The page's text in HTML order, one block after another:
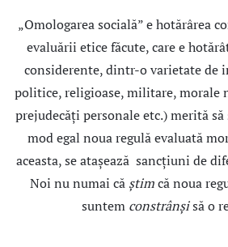
„Omologarea socială” e hotărârea
evaluării etice făcute, care e
considerente, dintr-o varietate de
politice, religioase, militare, morale
prejudecăţi personale etc.) merită să
mod egal noua regulă evaluată
aceasta, se ataşează sancţiuni de
Noi nu numai că ştimcă noua
suntem constrânşisă o